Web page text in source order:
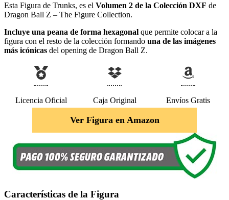
Esta Figura de Trunks, es el Volumen 2 de la Colección DXF de
Dragon Ball Z – The Figure Collection.
Incluye una peana de forma hexagonal que permite colocar a la
figura con el resto de la colección formando una de las imágenes
más icónicas del opening de Dragon Ball Z.
Licencia Oficial Caja Original Envíos Gratis
Ver Figura en Amazon
Características de la Figura